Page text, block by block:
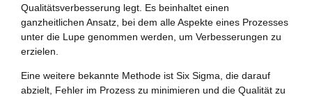
Qualitätsverbesserung legt. Es beinhaltet einen
ganzheitlichen Ansatz, bei dem alle Aspekte eines Prozesses
unter die Lupe genommen werden, um Verbesserungen zu
erzielen.
Eine weitere bekannte Methode ist Six Sigma, die darauf
abzielt, Fehler im Prozess zu minimieren und die Qualität zu